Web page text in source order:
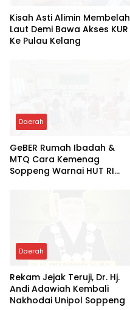
Kisah Asti Alimin Membelah
Laut Demi Bawa Akses KUR
Ke Pulau Kelang
Daerah
GeBER Rumah Ibadah &
MTQ Cara Kemenag
Soppeng Warnai HUT RI
Daerah
Rekam Jejak Teruji, Dr. Hj.
Andi Adawiah Kembali
Nakhodai Unipol Soppeng